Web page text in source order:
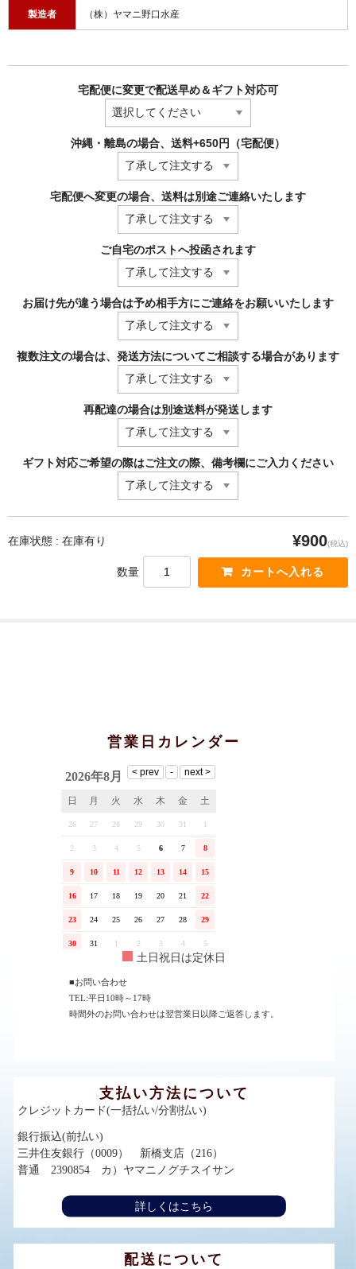
製造者 （株）ヤマニ野口水産
宅配便に変更で配送早め＆ギフト対応可
沖縄・離島の場合、送料+650円（宅配便）
宅配便へ変更の場合、送料は別途ご連絡いたします
ご自宅のポストへ投函されます
お届け先が違う場合は予め相手方にご連絡をお願いいたします
複数注文の場合は、発送方法についてご相談する場合があります
再配達の場合は別途送料が発送します
ギフト対応ご希望の際はご注文の際、備考欄にご入力ください
在庫状態 : 在庫有り ¥900(税込)
数量
営業日カレンダー
土日祝日は定休日
■お問い合わせ
TEL:平日10時～17時
時間外のお問い合わせは翌営業日以降ご返答します。
支払い方法について
クレジットカード(一括払い/分割払い)
銀行振込(前払い)
三井住友銀行（0009） 新橋支店（216）
普通 2390854 カ）ヤマニノグチスイサン
詳しくはこちら
配送について